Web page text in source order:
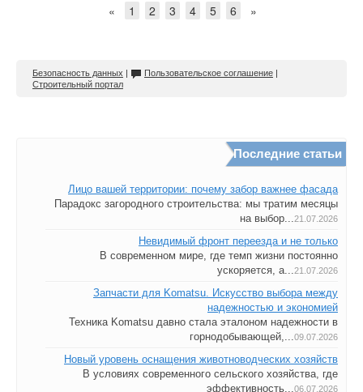
« 1 2 3 4 5 6 »
Безопасность данных | Пользовательское соглашение |
Строительный портал
Последние статьи
Лицо вашей территории: почему забор важнее фасада
Парадокс загородного строительства: мы тратим месяцы
на выбор...21.07.2026
Невидимый фронт переезда и не только
В современном мире, где темп жизни постоянно
ускоряется, а...21.07.2026
Запчасти для Komatsu. Искусство выбора между
надежностью и экономией
Техника Komatsu давно стала эталоном надежности в
горнодобывающей,...09.07.2026
Новый уровень оснащения животноводческих хозяйств
В условиях современного сельского хозяйства, где
эффективность...06.07.2026